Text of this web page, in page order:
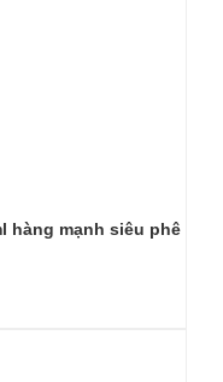
hàng mạnh siêu phê